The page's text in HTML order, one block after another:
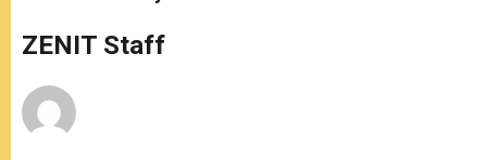
p
p
g
e
o
k
ZENIT Staff